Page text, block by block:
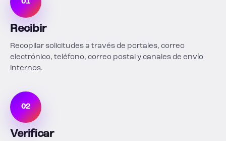
01
Recibir
Recopilar solicitudes a través de portales, correo
electrónico, teléfono, correo postal y canales de envío
internos.
02
Verificar